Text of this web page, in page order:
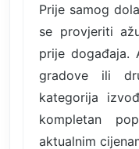
Prije samog
se provjeriti
prije događaja.
gradove ili
kategorija
kompletan
aktualnim